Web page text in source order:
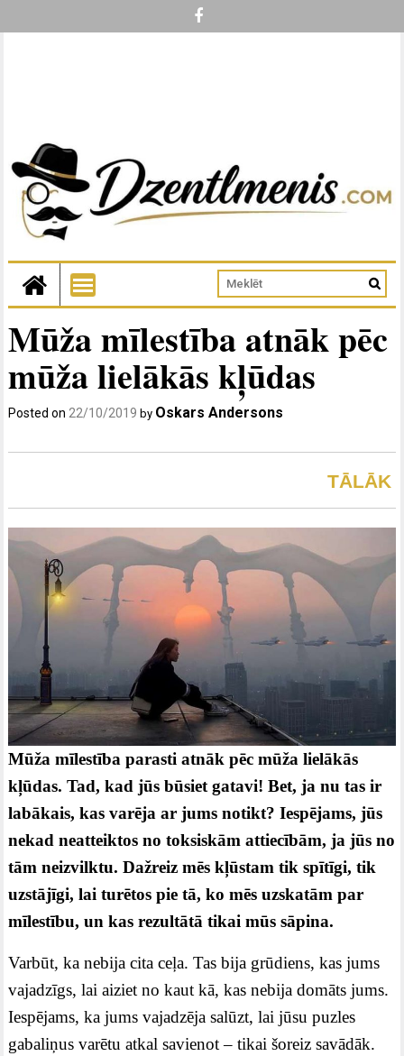
Mūža mīlestība atnāk pēc
mūža lielākās kļūdas
Posted on22/10/2019 by Oskars Andersons
TĀLĀK
Mūža mīlestība parasti atnāk pēc mūža lielākās
kļūdas.Tad, kad jūs būsiet gatavi!Bet, ja nu tas ir
labākais, kas varēja ar jums notikt? Iespējams, jūs
nekad neatteiktos no toksiskām attiecībām, ja jūs no
tām neizvilktu. Dažreiz mēs kļūstam tik spītīgi, tik
uzstājīgi, lai turētos pie tā, ko mēs uzskatām par
mīlestību, un kas rezultātā tikai mūs sāpina.
Varbūt, ka nebija cita ceļa. Tas bija grūdiens, kas jums
vajadzīgs, lai aiziet no kaut kā, kas nebija domāts jums.
Iespējams, ka jums vajadzēja salūzt, lai jūsu puzles
gabaliņus varētu atkal savienot – tikai šoreiz savādāk.